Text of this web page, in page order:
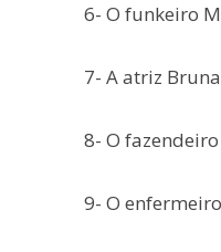
6- O funkeiro
7- A atriz
8- O
9- O